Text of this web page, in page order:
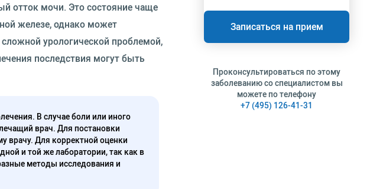
отток мочи. Это состояние чаще
железе, однако может
урологической проблемой,
последствия могут быть
В случае боли или иного
врач. Для постановки
врачу. Для корректной оценки
и той же лаборатории, так как в
методы исследования и
Записаться на прием
Проконсультироваться по этому
заболеванию со специалистом вы
можете по телефону
+7 (495) 126-41-31